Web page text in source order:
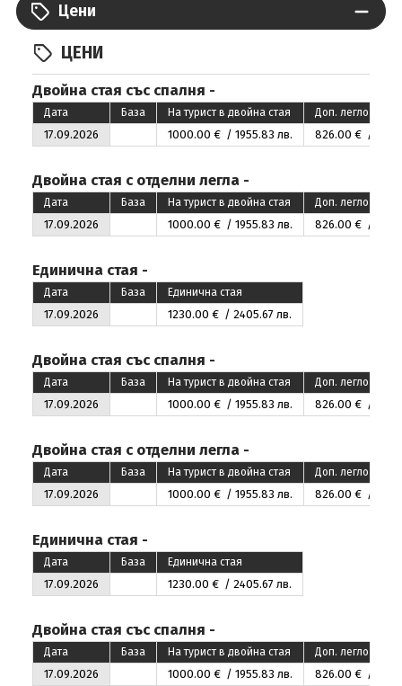
Цени
ЦЕНИ
Двойна стая със спалня -
Дата База На турист в двойна стая Доп. легло 1-во
17.09.2026 1000.00 € / 1955.83 лв. 826.00 € / 1615
Двойна стая с отделни легла -
Дата База На турист в двойна стая Доп. легло 1-во
17.09.2026 1000.00 € / 1955.83 лв. 826.00 € / 1615
Единична стая -
Дата База Единична стая
17.09.2026 1230.00 € / 2405.67 лв.
Двойна стая със спалня -
Дата База На турист в двойна стая Доп. легло 1-во
17.09.2026 1000.00 € / 1955.83 лв. 826.00 € / 1615
Двойна стая с отделни легла -
Дата База На турист в двойна стая Доп. легло 1-во
17.09.2026 1000.00 € / 1955.83 лв. 826.00 € / 1615
Единична стая -
Дата База Единична стая
17.09.2026 1230.00 € / 2405.67 лв.
Двойна стая със спалня -
Дата База На турист в двойна стая Доп. легло 1-во
17.09.2026 1000.00 € / 1955.83 лв. 826.00 € / 1615